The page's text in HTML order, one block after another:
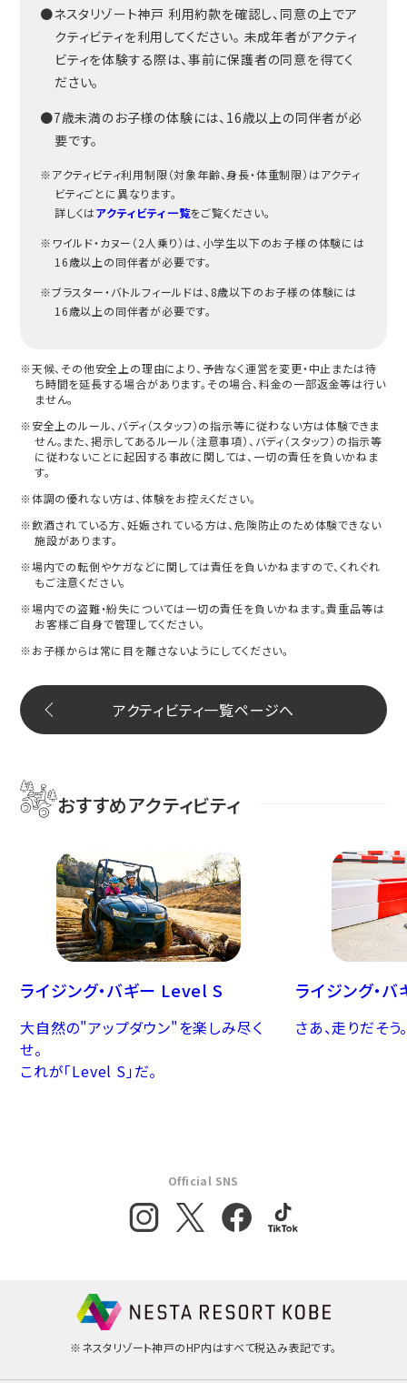
●ネスタリゾート神戸 利用約款を確認し、同意の上でア
クティビティを利用してください。 未成年者がアクティ
ビティを体験する際は、事前に保護者の同意を得てく
ださい。
●7歳未満のお子様の体験には、16歳以上の同伴者が必
要です。
※アクティビティ利用制限（対象年齢、身長・体重制限）はアクティ
ビティごとに異なります。
詳しくはアクティビティ一覧をご覧ください。
※ワイルド・カヌー（2人乗り）は、小学生以下のお子様の体験には
16歳以上の同伴者が必要です。
※ブラスター・バトルフィールドは、8歳以下のお子様の体験には
16歳以上の同伴者が必要です。
※天候、その他安全上の理由により、予告なく運営を変更・中止または待
ち時間を延長する場合があります。その場合、料金の一部返金等は行い
ません。
※安全上のルール、バディ（スタッフ）の指示等に従わない方は体験できま
せん。また、掲示してあるルール（注意事項）、バディ（スタッフ）の指示等
に従わないことに起因する事故に関しては、一切の責任を負いかねま
す。
※体調の優れない方は、体験をお控えください。
※飲酒されている方、妊娠されている方は、危険防止のため体験できない
施設があります。
※場内での転倒やケガなどに関しては責任を負いかねますので、くれぐれ
もご注意ください。
※場内での盗難・紛失については一切の責任を負いかねます。貴重品等は
お客様ご自身で管理してください。
※お子様からは常に目を離さないようにしてください。
アクティビティ一覧ページへ
おすすめアクティビティ
ライジング・バギー Level S
大自然の"アップダウン"を楽しみ尽く
せ。
これが「Level S」だ。
ライジング・バ
さあ、走りだそう
※ネスタリゾート神戸のHP内はすべて税込み表記です。
Official SNS